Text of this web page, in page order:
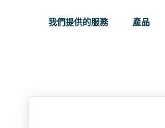
我們提供的服務 產品